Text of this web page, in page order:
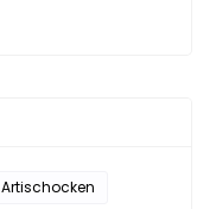
Artischocken